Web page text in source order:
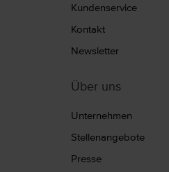
Kundenservice
Kontakt
Newsletter
Über uns
Unternehmen
Stellenangebote
Presse